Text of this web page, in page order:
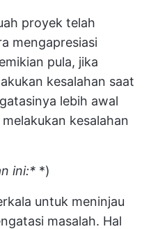
proyek telah
mengapresiasi
pula, jika
kesalahan saat
lebih awal
kesalahan
ini:* *)
untuk meninjau
masalah. Hal